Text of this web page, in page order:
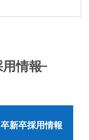
情報
新卒採用情報